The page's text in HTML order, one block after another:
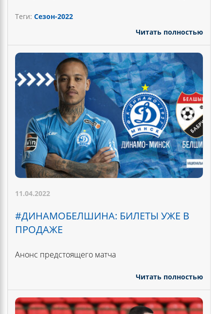
Теги: Сезон-2022
Читать полностью
11.04.2022
#ДИНАМОБЕЛШИНА: БИЛЕТЫ УЖЕ В
ПРОДАЖЕ
Анонс предстоящего матча
Читать полностью